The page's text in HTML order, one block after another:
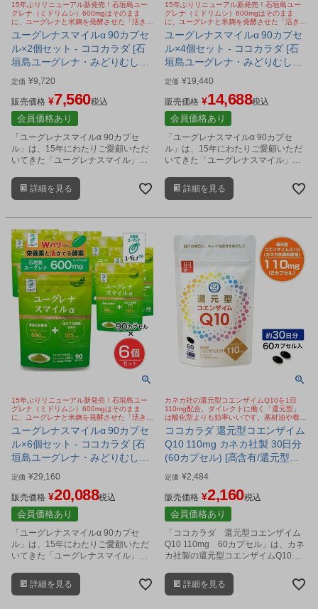
15年ぶりリニューアル新発売！石垣島ユー
グレナ（ミドリムシ）600mgはそのまま
に、ユーグレナと米麹を発酵させた「活きた
酵素を含むみどり麹」を新配合。八重山クロ
レラ・乳酸菌をプラス。おすすめ野菜 サプ
リ
ユーグレナスマイルα 90カプセ
ル×2個セット - ココカラダ [石
垣島ユーグレナ・みどりむしサ
プリ] [みどり麹/ユーグレナサプ
リ] ※ネコポス対応商品
定価 ¥9,720
販売価格 ¥7,560税込
会員価格あり
「ユーグレナスマイルα 90カプセ
ル」は、15年にわたりご愛顧いただ
いてきた「ユーグレナスマイル」を
進化したユーグレナサプリメントで
す。
詳細を見る
15年ぶりリニューアル新発売！石垣島ユー
グレナ（ミドリムシ）600mgはそのまま
に、ユーグレナと米麹を発酵させた「活きた
酵素を含むみどり麹」を新配合。八重山クロ
レラ・乳酸菌をプラス。おすすめ野菜 サプ
リ
ユーグレナスマイルα 90カプセ
ル×4個セット - ココカラダ [石
垣島ユーグレナ・みどりむしサ
プリ] [みどり麹/ユーグレナサプ
リ]
定価 ¥19,440
販売価格 ¥14,688税込
会員価格あり
「ユーグレナスマイルα 90カプセ
ル」は、15年にわたりご愛顧いただ
いてきた「ユーグレナスマイル」を
進化したユーグレナサプリメントで
す。
詳細を見る
15年ぶりリニューアル新発売！石垣島ユー
グレナ（ミドリムシ）600mgはそのまま
に、ユーグレナと米麹を発酵させた「活きた
酵素を含むみどり麹」を新配合。八重山クロ
レラ・乳酸菌をプラス。おすすめ野菜 サプ
リ
ユーグレナスマイルα 90カプセ
ル×6個セット - ココカラダ [石
垣島ユーグレナ・みどりむしサ
プリ] [みどり麹/ユーグレナサプ
リ]
定価 ¥29,160
販売価格 ¥20,088税込
会員価格あり
「ユーグレナスマイルα 90カプセ
ル」は、15年にわたりご愛顧いただ
いてきた「ユーグレナスマイル」を
進化したユーグレナサプリメントで
す。
詳細を見る
カネカ社の還元型コエンザイムQ10を1日
110mg配合。ダイレクトに働く「還元型」
は酸化型よりも効率いいです。基材油や着色
カプセルにもこだわり。
ココカラダ 還元型コエンザイム
Q10 110mg カネカ社製 30日分
(60カプセル) [高含有/還元型
COQ10] ※ネコポス対応商品
定価 ¥2,484
販売価格 ¥2,160税込
会員価格あり
「ココカラダ 還元型コエンザイム
Q10 110mg 60カプセル」は、カネ
カ社製の還元型コエンザイムQ10
た、高含有サプリメントです。
詳細を見る